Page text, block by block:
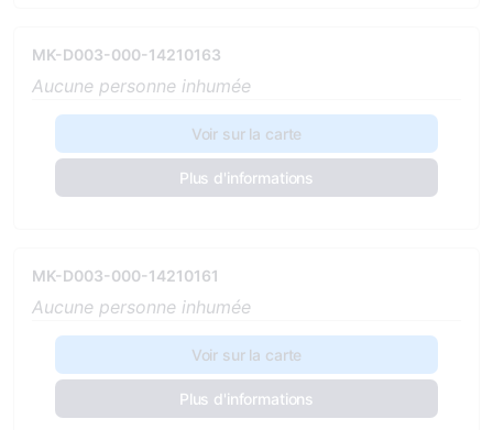
MK-D003-000-14210163
Aucune personne inhumée
Voir sur la carte
Plus d'informations
MK-D003-000-14210161
Aucune personne inhumée
Voir sur la carte
Plus d'informations